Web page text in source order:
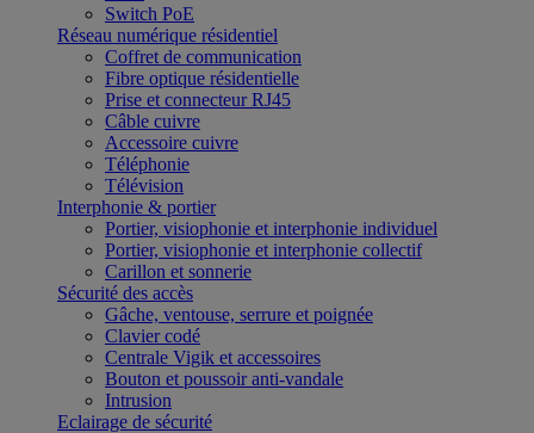
Switch PoE
Réseau numérique résidentiel
Coffret de communication
Fibre optique résidentielle
Prise et connecteur RJ45
Câble cuivre
Accessoire cuivre
Téléphonie
Télévision
Interphonie & portier
Portier, visiophonie et interphonie individuel
Portier, visiophonie et interphonie collectif
Carillon et sonnerie
Sécurité des accès
Gâche, ventouse, serrure et poignée
Clavier codé
Centrale Vigik et accessoires
Bouton et poussoir anti-vandale
Intrusion
Eclairage de sécurité